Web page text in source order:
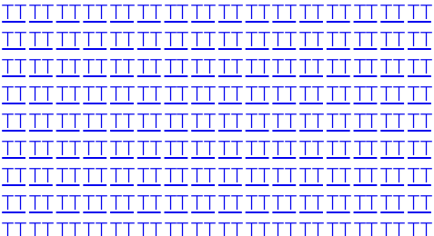
TTTTTTTTTTTTTTTTTTTTTTTTTTTTTTTT
TTTTTTTTTTTTTTTTTTTTTTTTTTTTTTTT
TTTTTTTTTTTTTTTTTTTTTTTTTTTTTTTT
TTTTTTTTTTTTTTTTTTTTTTTTTTTTTTTT
TTTTTTTTTTTTTTTTTTTTTTTTTTTTTTTT
TTTTTTTTTTTTTTTTTTTTTTTTTTTTTTTT
TTTTTTTTTTTTTTTTTTTTTTTTTTTTTTTT
TTTTTTTTTTTTTTTTTTTTTTTTTTTTTTTT
TTTTTTTTTTTTTTTTTTTTTTTTTTTTTTTT